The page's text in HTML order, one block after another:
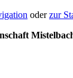
oderzur